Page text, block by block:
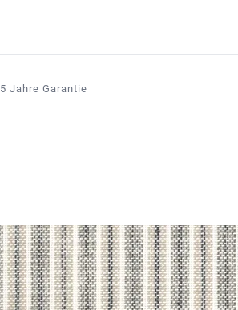
5 Jahre Garantie